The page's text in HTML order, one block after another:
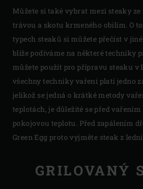
Můžete si také vybrat mezi steaky
trávou a skotu krmeného obilím. O
typech steaků si můžete přečíst v
blíže podíváme na některé techniky
můžete použít pro přípravu steaku v
všechny techniky vaření platí jedno
jelikož se jedná o krátké metody
teplotách, je důležité se před
pokojovou teplotu. Před zapálením
Green Egg proto vyjměte steak z
GRILOVANÝ